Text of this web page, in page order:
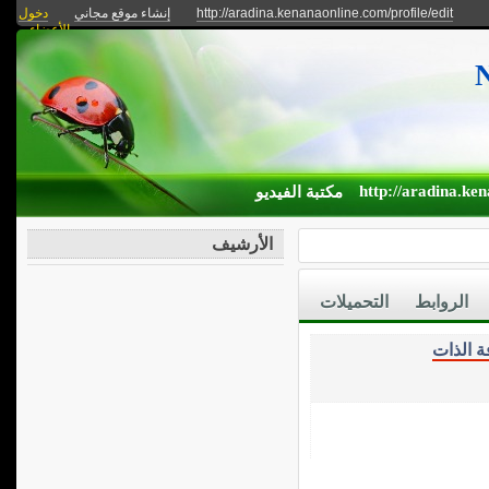
http://aradina.kenanaonline.com/profile/edit إنشاء موقع مجاني
دخول
الأعضاء
http:// مكتبة الفيديو
التحميلات الروابط
الذات
الأرشيف